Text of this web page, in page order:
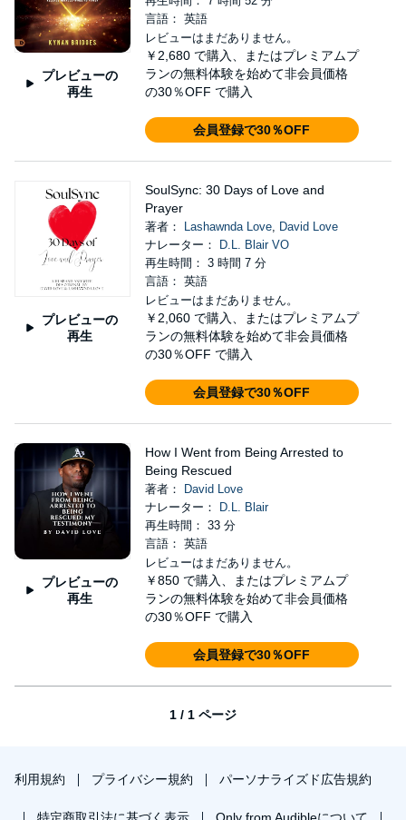
プレビューの
再生
言語： 英語
レビューはまだありません。
￥2,680 で購入、またはプレミアムプ
ランの無料体験を始めて非会員価格
の30％OFF で購入
会員登録で30％OFF
プレビューの
再生
SoulSync: 30 Days of Love and
Prayer
著者： Lashawnda Love, David Love
ナレーター：
D.L. Blair VO
再生時間： 3 時間 7 分
言語： 英語
レビューはまだありません。
￥2,060 で購入、またはプレミアムプ
ランの無料体験を始めて非会員価格
の30％OFF で購入
会員登録で30％OFF
プレビューの
再生
How I Went from Being Arrested to
Being Rescued
著者：
David Love
ナレーター：
D.L. Blair
再生時間： 33 分
言語： 英語
レビューはまだありません。
￥850 で購入、またはプレミアムプ
ランの無料体験を始めて非会員価格
の30％OFF で購入
会員登録で30％OFF
1 / 1 ページ
利用規約 プライバシー規約 パーソナライズド広告規約